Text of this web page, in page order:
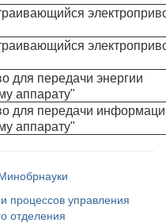
для передачи энергии
аппарату"
для передачи
аппарату"
процессов управления
отделения